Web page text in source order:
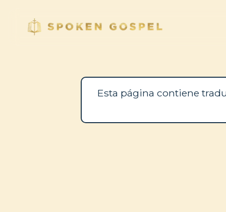
Esta página contiene